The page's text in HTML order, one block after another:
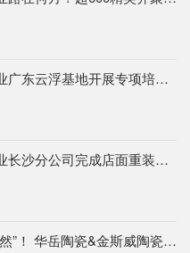
九方瓦业广东云浮基地开展专项培训，筑牢绿色安全发展根基
九方瓦业长沙分公司完成店面重装升级，夯实终端渠道竞争力
“木见自然”！ 华岳陶瓷&金斯威陶瓷800×800mm 8度微光质感木纹砖